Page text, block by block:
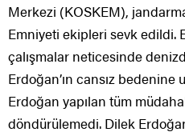
Merkezi (KOSKEM),
Emniyeti ekipleri sevk edildi.
çalışmalar neticesinde
Erdoğan’ın cansız bedenine
Erdoğan yapılan tüm
döndürülemedi. Dilek